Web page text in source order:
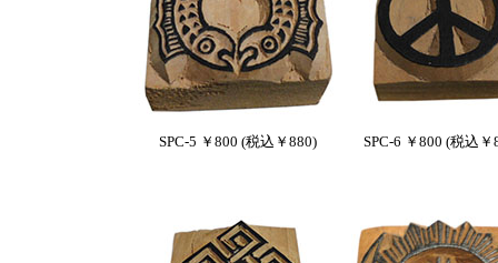
SPC-5 ￥800 (税込￥880) SPC-6 ￥800 (税込￥